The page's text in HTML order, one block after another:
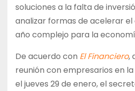
soluciones a la falta de
analizar formas de acelerar
año complejo para la
De acuerdo con El Financiero,
reunión con empresarios en
el jueves 29 de enero, el